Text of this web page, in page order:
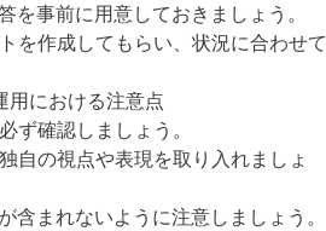
を事前に用意しておきましょう。
を作成してもらい、状況に合わせて
用における注意点
ず確認しましょう。
自の視点や表現を取り入れましょ
まれないように注意しましょう。